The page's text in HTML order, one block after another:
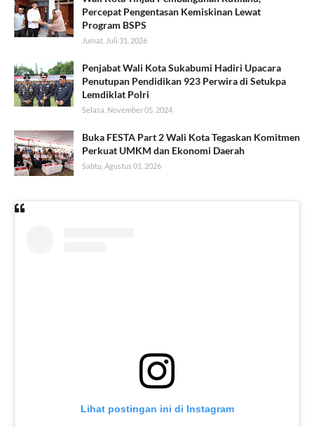
Percepat Pengentasan Kemiskinan Lewat
Program BSPS
Jumat, Juli 31, 2026
Penjabat Wali Kota Sukabumi Hadiri Upacara
Penutupan Pendidikan 923 Perwira di Setukpa
Lemdiklat Polri
Selasa, November 05, 2024
Buka FESTA Part 2 Wali Kota Tegaskan Komitmen
Perkuat UMKM dan Ekonomi Daerah
Sabtu, Agustus 01, 2026
Lihat postingan ini di Instagram